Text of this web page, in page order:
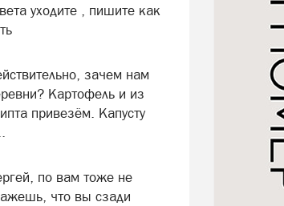
уходите , пишите как
зачем нам
Картофель и из
привезём. Капусту
по вам тоже не
что вы сзади